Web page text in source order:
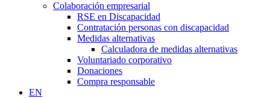
Colaboración empresarial
RSE en Discapacidad
Contratación personas con discapacidad
Medidas alternativas
Calculadora de medidas alternativas
Voluntariado corporativo
Donaciones
Compra responsable
EN